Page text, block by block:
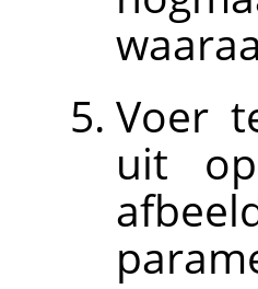
Voer
uit